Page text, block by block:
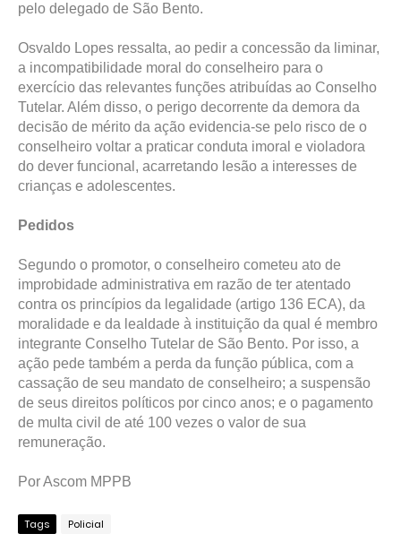
pelo delegado de São Bento.
Osvaldo Lopes ressalta, ao pedir a concessão da liminar,
a incompatibilidade moral do conselheiro para o
exercício das relevantes funções atribuídas ao Conselho
Tutelar. Além disso, o perigo decorrente da demora da
decisão de mérito da ação evidencia-se pelo risco de o
conselheiro voltar a praticar conduta imoral e violadora
do dever funcional, acarretando lesão a interesses de
crianças e adolescentes.
Pedidos
Segundo o promotor, o conselheiro cometeu ato de
improbidade administrativa em razão de ter atentado
contra os princípios da legalidade (artigo 136 ECA), da
moralidade e da lealdade à instituição da qual é membro
integrante Conselho Tutelar de São Bento. Por isso, a
ação pede também a perda da função pública, com a
cassação de seu mandato de conselheiro; a suspensão
de seus direitos políticos por cinco anos; e o pagamento
de multa civil de até 100 vezes o valor de sua
remuneração.
Por Ascom MPPB
Tags Policial